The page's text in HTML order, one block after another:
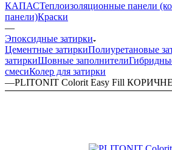
КАПАСТеплоизоляционные панели
панели)Краски
—
Эпоксидные затирки
Цементные затиркиПолиуретановые
затиркиШовные заполнители
смесиКолер для затирки
—PLITONIT Colorit Easy Fill